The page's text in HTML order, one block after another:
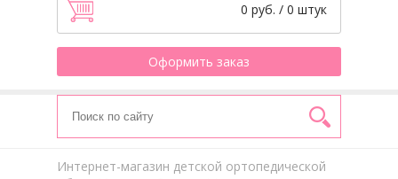
0 руб. / 0 штук
Оформить заказ
Интернет-магазин детской ортопедической